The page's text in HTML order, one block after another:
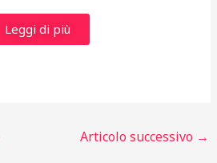
Leggi di più
Articolo successivo →